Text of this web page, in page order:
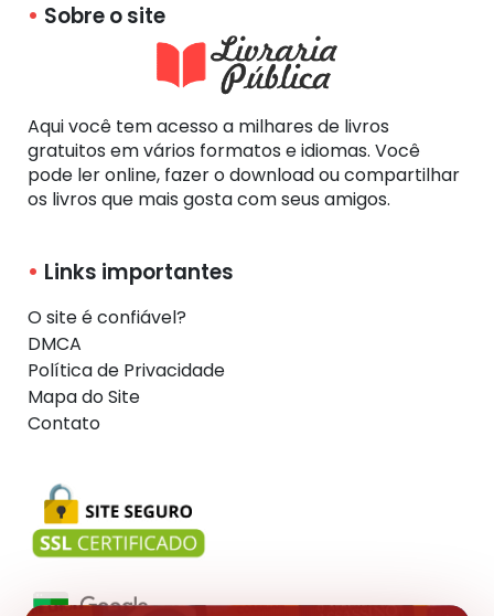
Sobre o site
Aqui você tem acesso a milhares de livros
gratuitos em vários formatos e idiomas. Você
pode ler online, fazer o download ou compartilhar
os livros que mais gosta com seus amigos.
Links importantes
O site é confiável?
DMCA
Política de Privacidade
Mapa do Site
Contato